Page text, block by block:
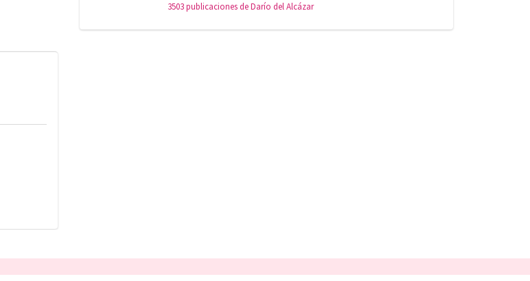
3503 publicaciones de Darío del Alcázar